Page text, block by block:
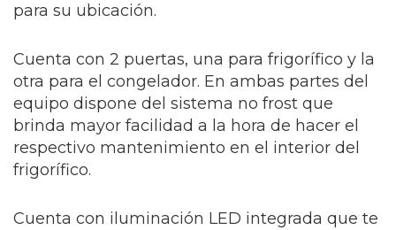
para su ubicación.
Cuenta con 2 puertas, una para frigorífico y la
otra para el congelador. En ambas partes del
equipo dispone del sistema no frost que
brinda mayor facilidad a la hora de hacer el
respectivo mantenimiento en el interior del
frigorífico.
Cuenta con iluminación LED integrada que te